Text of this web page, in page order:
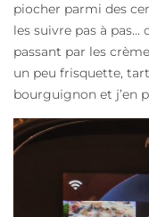
piocher parmi des
les suivre pas à pas…
passant par les
un peu frisquette,
bourguignon et j’en